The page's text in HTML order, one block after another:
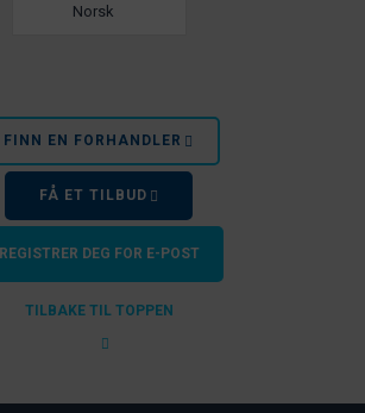
Norsk
FINN EN FORHANDLER
FÅ ET TILBUD
REGISTRER DEG FOR E-POST
TILBAKE TIL TOPPEN